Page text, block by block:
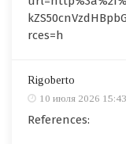
rces=h
Rigoberto
10 июля 2026 15:43
References: